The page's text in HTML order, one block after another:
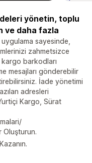
yönetin, toplu
ve daha fazla
sayesinde,
zahmetsizce
barkodları
mesajları gönderebilir
İade yönetimi
adresleri
Kargo, Sürat
Oluşturun.